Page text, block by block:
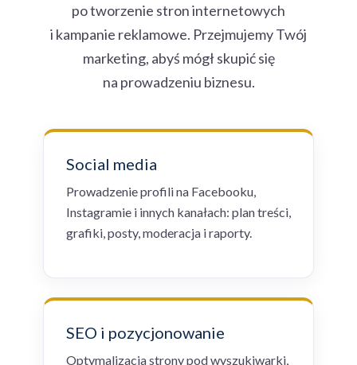
po tworzenie stron internetowych
i kampanie reklamowe. Przejmujemy Twój
marketing, abyś mógł skupić się
na prowadzeniu biznesu.
Social media
Prowadzenie profili na Facebooku,
Instagramie i innych kanałach: plan treści,
grafiki, posty, moderacja i raporty.
SEO i pozycjonowanie
Optymalizacja strony pod wyszukiwarki,